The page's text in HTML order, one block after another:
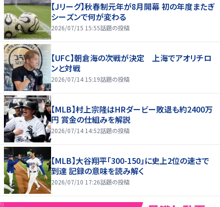
【Jリーグ】秋春制元年が8月開幕 初の年度またぎ
シーズンで何が変わる
2026/07/15 15:55話題の投稿
【UFC】朝倉海の次戦が決定 上海でアオリチロ
ンと対戦
2026/07/14 15:19話題の投稿
【MLB】村上宗隆はHRダービー敗退も約2400万
円 賞金の仕組みを解説
2026/07/14 14:52話題の投稿
【MLB】大谷翔平「300-150」に史上2位の速さで
到達 記録の意味を読み解く
2026/07/10 17:26話題の投稿